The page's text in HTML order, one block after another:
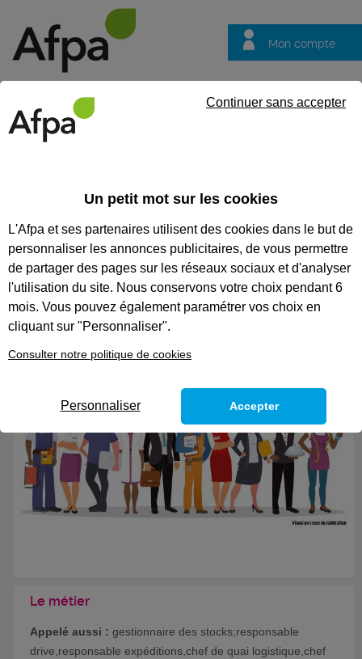
Mon compte
questions
CODES
ATOUT SÉNIOR - TECHNICIEN
EN LOGISTIQUE
D'ENTREPOSAGE
Formation certifiante
Le métier
Appelé aussi : gestionnaire des stocks;responsable
drive,responsable expéditions,chef de quai logistique,chef
Un petit mot sur les cookies
L'Afpa et ses partenaires utilisent des cookies dans le but de
personnaliser les annonces publicitaires, de vous permettre
de partager des pages sur les réseaux sociaux et d'analyser
l'utilisation du site. Nous conservons votre choix pendant 6
mois. Vous pouvez également paramétrer vos choix en
cliquant sur "Personnaliser".
Consulter notre politique de cookies
Continuer sans accepter
Personnaliser Accepter